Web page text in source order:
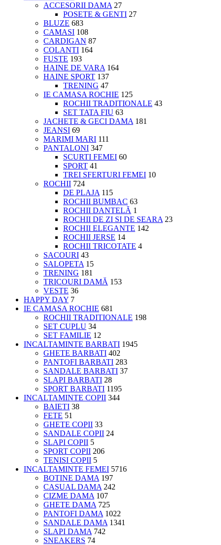
ACCESORII DAMA 27
POSETE & GENTI 27
BLUZE 683
CAMASI 108
CARDIGAN 87
COLANTI 164
FUSTE 193
HAINE DE VARA 164
HAINE SPORT 137
TRENING 47
IE CAMASA ROCHIE 125
ROCHII TRADITIONALE 43
SET TATA FIU 63
JACHETE & GECI DAMA 181
JEANSI 69
MARIMI MARI 111
PANTALONI 347
SCURTI FEMEI 60
SPORT 41
TREI SFERTURI FEMEI 10
ROCHII 724
DE PLAJA 115
ROCHII BUMBAC 63
ROCHII DANTELĂ 1
ROCHII DE ZI SI DE SEARA 23
ROCHII ELEGANTE 142
ROCHII JERSE 14
ROCHII TRICOTATE 4
SACOURI 43
SALOPETA 15
TRENING 181
TRICOURI DAMĂ 153
VESTE 36
HAPPY DAY 7
IE CAMASA ROCHIE 681
ROCHII TRADITIONALE 198
SET CUPLU 34
SET FAMILIE 12
INCALTAMINTE BARBATI 1945
GHETE BARBATI 402
PANTOFI BARBATI 283
SANDALE BARBATI 37
SLAPI BARBATI 28
SPORT BARBATI 1195
INCALTAMINTE COPII 344
BAIETI 38
FETE 51
GHETE COPII 33
SANDALE COPII 24
SLAPI COPII 5
SPORT COPII 206
TENISI COPII 5
INCALTAMINTE FEMEI 5716
BOTINE DAMA 197
CASUAL DAMA 242
CIZME DAMA 107
GHETE DAMA 725
PANTOFI DAMA 1022
SANDALE DAMA 1341
SLAPI DAMA 742
SNEAKERS 74